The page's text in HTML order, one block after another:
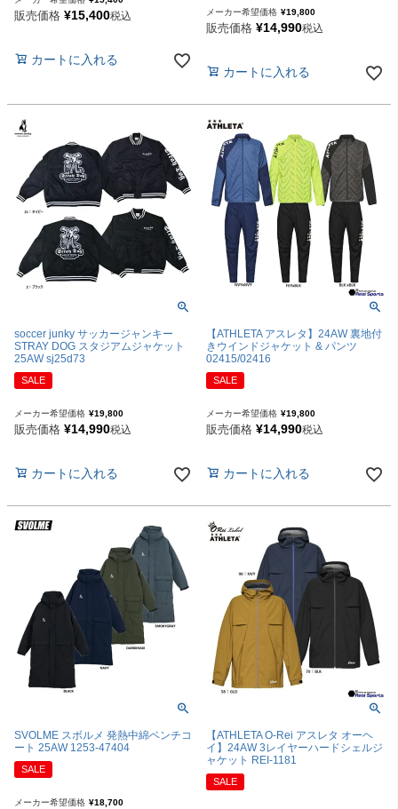
販売価格 ¥15,400税込
カートに入れる
メーカー希望価格 ¥19,800
販売価格 ¥14,990税込
カートに入れる
soccer junky サッカージャンキー
STRAY DOG スタジアムジャケット
25AW sj25d73
SALE
メーカー希望価格 ¥19,800
販売価格 ¥14,990税込
カートに入れる
【ATHLETA アスレタ】24AW 裏地付
きウインドジャケット & パンツ
02415/02416
SALE
メーカー希望価格 ¥19,800
販売価格 ¥14,990税込
カートに入れる
SVOLME スボルメ 発熱中綿ベンチコ
ート 25AW 1253-47404
SALE
メーカー希望価格 ¥18,700
【ATHLETA O-Rei アスレタ オーヘ
イ】24AW 3レイヤーハードシェルジ
ャケット REI-1181
SALE